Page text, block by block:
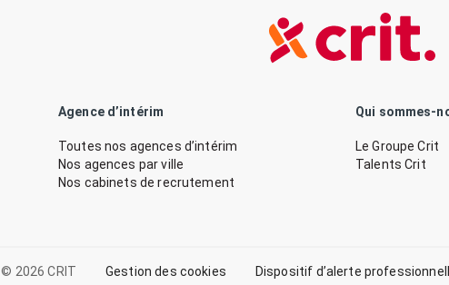
Agence d’intérim
Toutes nos agences d’intérim
Nos agences par ville
Nos cabinets de recrutement
Qui sommes-
Le Groupe Crit
Talents Crit
© 2026 CRIT Gestion des cookies Dispositif d’alerte